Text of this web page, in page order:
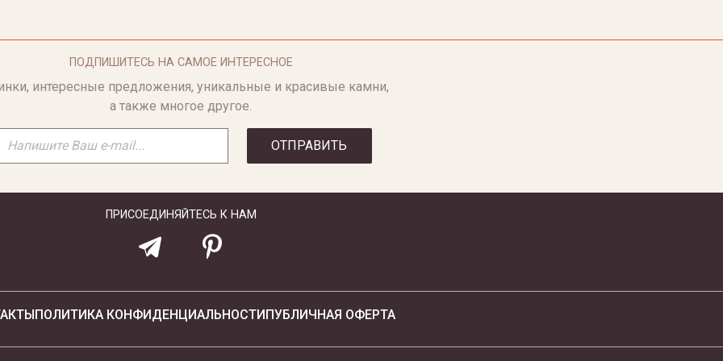
ПОДПИШИТЕСЬ НА САМОЕ ИНТЕРЕСНОЕ
интересные предложения, уникальные и красивые камни,
а также многое другое.
ОТПРАВИТЬ
ПРИСОЕДИНЯЙТЕСЬ К НАМ
ПОЛИТИКА КОНФИДЕНЦИАЛЬНОСТИПУБЛИЧНАЯ ОФЕРТА